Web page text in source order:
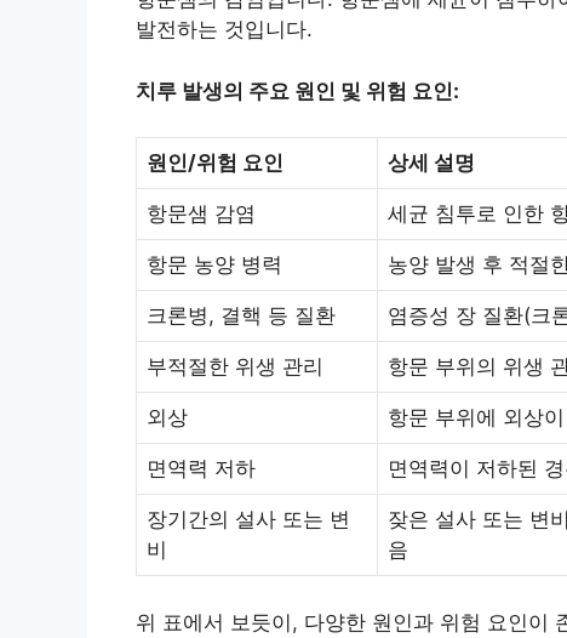
발전하는 것입니다.
치루 발생의 주요 원인 및 위험 요인:
원인/위험 요인 상세 설명
항문샘 감염 세균 침투로 인한
항문 농양 병력 농양 발생 후 적절
크론병, 결핵 등 질환 염증성 장 질환(크
부적절한 위생 관리 항문 부위의 위생
외상 항문 부위에 외상
면역력 저하 면역력이 저하된
장기간의 설사 또는 변
비
잦은 설사 또는 변
음
위 표에서 보듯이, 다양한 원인과 위험 요인이